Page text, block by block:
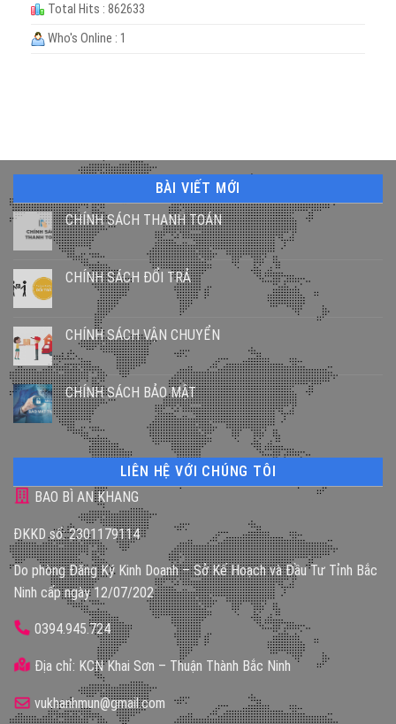
Total Hits : 862633
Who's Online : 1
BÀI VIẾT MỚI
CHÍNH SÁCH THANH TOÁN
CHÍNH SÁCH ĐỔI TRẢ
CHÍNH SÁCH VẬN CHUYỂN
CHÍNH SÁCH BẢO MẬT
LIÊN HỆ VỚI CHÚNG TÔI
BAO BÌ AN KHANG
ĐKKD số: 2301179114
Do phòng Đăng Ký Kinh Doanh – Sở Kế Hoạch và Đầu Tư Tỉnh Bắc
Ninh cấp ngày 12/07/202
0394.945.724
Địa chỉ: KCN Khai Sơn – Thuận Thành Bắc Ninh
vukhanhmun@gmail.com